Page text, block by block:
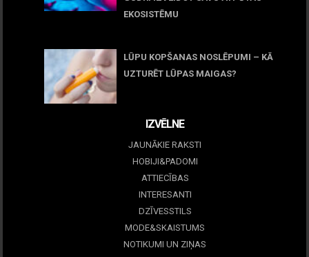
EKOSISTĒMU
LŪPU KOPŠANAS NOSLĒPUMI – KĀ
UZTURĒT LŪPAS MAIGAS?
IZVĒLNE
JAUNĀKIE RAKSTI
HOBIJI&PADOMI
ATTIECĪBAS
INTERESANTI
DZĪVESSTILS
MODE&SKAISTUMS
NOTIKUMI UN ZIŅAS